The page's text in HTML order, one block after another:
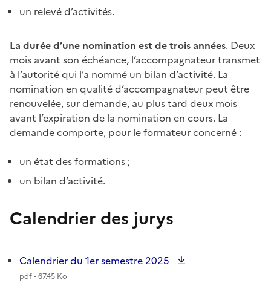
un relevé d’activités.
La durée d’une nomination est detrois années. Deux
mois avant son échéance, l’accompagnateur transmet
à l’autorité qui l’a nommé un bilan d’activité. La
nomination en qualité d’accompagnateur peut être
renouvelée, sur demande, au plus tard deux mois
avant l’expiration de la nomination en cours. La
demande comporte, pour le formateur concerné :
un état des formations ;
un bilan d’activité.
Calendrier des jurys
Calendrier du 1er semestre 2025
pdf - 67.45 Ko